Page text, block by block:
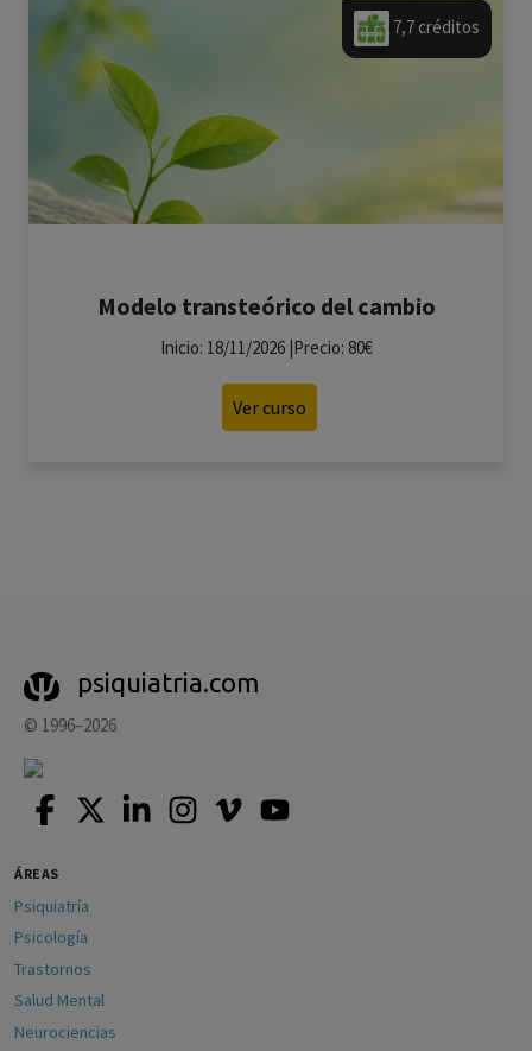
7,7 créditos
Modelo transteórico del cambio
Inicio: 18/11/2026 |Precio: 80€
Ver curso
psiquiatria.com
© 1996–2026
ÁREAS
Psiquiatría
Psicología
Trastornos
Salud Mental
Neurociencias